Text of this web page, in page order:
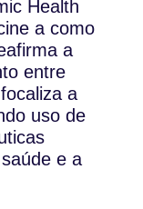
Health
a como
a
entre
a
uso de
e a